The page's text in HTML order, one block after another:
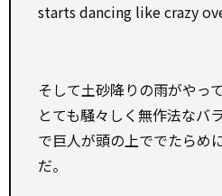
starts dancing like crazy
そして土砂降りの雨がやっ
とても騒々しく無作法なバ
で巨人が頭の上ででたらめ
だ。